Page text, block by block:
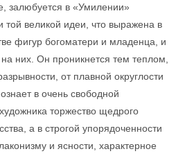
залюбуется в «Умилении»
великой идеи, что выражена в
фигур богоматери и младенца, и
них. Он проникнется тем теплом,
от плавной округлости
в очень свободной
торжество щедрого
а в строгой упорядоченности
и ясности, характерное